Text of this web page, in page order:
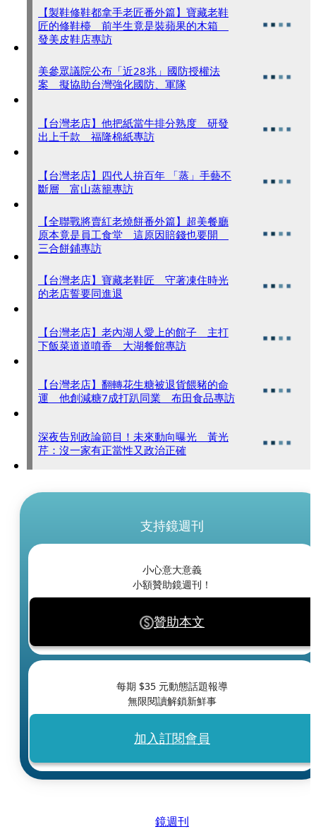
【製鞋修鞋都拿手老匠番外篇】寶藏老鞋
匠的修鞋檯 前半生竟是裝蘋果的木箱
發美皮鞋店專訪
美參眾議院公布「近28兆」國防授權法
案 擬協助台灣強化國防、軍隊
【台灣老店】他把紙當牛排分熟度 研發
出上千款 福隆棉紙專訪
【台灣老店】四代人拚百年 「蒸」手藝不
斷層 富山蒸籠專訪
【全聯戰將賣紅老燒餅番外篇】超美餐廳
原本竟是員工食堂 這原因賠錢也要開
三合餅鋪專訪
【台灣老店】寶藏老鞋匠 守著凍住時光
的老店誓要同進退
【台灣老店】老內湖人愛上的館子 主打
下飯菜道道噴香 大湖餐館專訪
【台灣老店】翻轉花生糖被退貨餵豬的命
運 他創減糖7成打趴同業 布田食品專訪
深夜告別政論節目！未來動向曝光 黃光
芹：沒一家有正當性又政治正確
支持鏡週刊
小心意大意義
小額贊助鏡週刊！
贊助本文
每期 $35 元動態話題報導
無限閱讀解鎖新鮮事
加入訂閱會員
鏡週刊